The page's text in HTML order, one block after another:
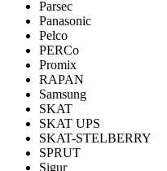
Parsec
Panasonic
Pelco
PERCo
Promix
RAPAN
Samsung
SKAT
SKAT UPS
SKAT-STELBERRY
SPRUT
Sigur